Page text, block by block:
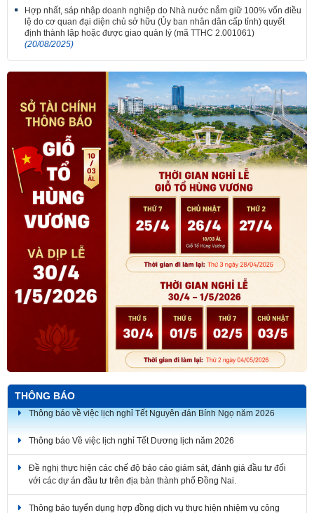
Hợp nhất, sáp nhập doanh nghiệp do Nhà nước nắm giữ 100% vốn điều
lệ do cơ quan đại diện chủ sở hữu (Ủy ban nhân dân cấp tỉnh) quyết
định thành lập hoặc được giao quản lý (mã TTHC 2.001061)
(20/08/2025)
THÔNG BÁO
Thông báo về việc lịch nghỉ Tết Nguyên đán Bính Ngọ năm 2026
Thông báo Về việc lịch nghỉ Tết Dương lịch năm 2026
Đề nghị thực hiện các chế độ báo cáo giám sát, đánh giá đầu tư đối
với các dự án đầu tư trên địa bàn thành phố Đồng Nai.
Thông báo tuyển dụng hợp đồng dịch vụ thực hiện nhiệm vụ công